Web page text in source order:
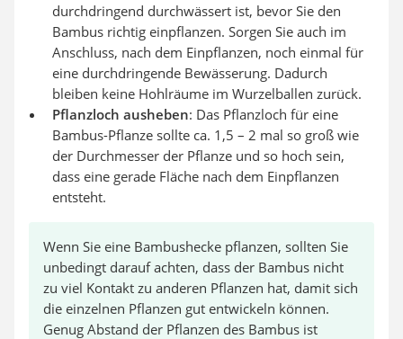
durchdringend durchwässert ist, bevor Sie den
Bambus richtig einpflanzen. Sorgen Sie auch im
Anschluss, nach dem Einpflanzen, noch einmal für
eine durchdringende Bewässerung. Dadurch
bleiben keine Hohlräume im Wurzelballen zurück.
Pflanzloch ausheben: Das Pflanzloch für eine
Bambus-Pflanze sollte ca. 1,5 – 2 mal so groß wie
der Durchmesser der Pflanze und so hoch sein,
dass eine gerade Fläche nach dem Einpflanzen
entsteht.
Wenn Sie eine Bambushecke pflanzen, sollten Sie
unbedingt darauf achten, dass der Bambus nicht
zu viel Kontakt zu anderen Pflanzen hat, damit sich
die einzelnen Pflanzen gut entwickeln können.
Genug Abstand der Pflanzen des Bambus ist